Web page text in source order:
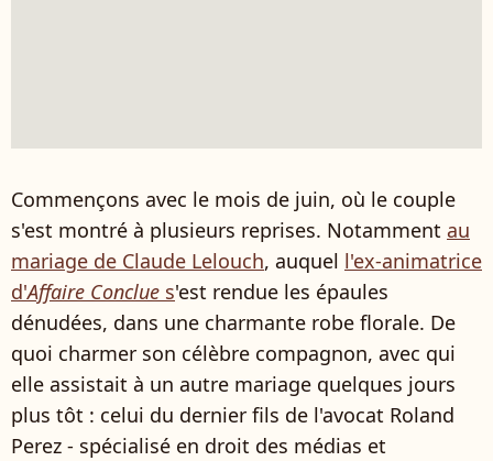
Commençons avec le mois de juin, où le couple
s'est montré à plusieurs reprises. Notamment au
mariage de Claude Lelouch, auquel l'ex-animatrice
d'Affaire Conclue s'est rendue les épaules
dénudées, dans une charmante robe florale. De
quoi charmer son célèbre compagnon, avec qui
elle assistait à un autre mariage quelques jours
plus tôt : celui du dernier fils de l'avocat Roland
Perez - spécialisé en droit des médias et